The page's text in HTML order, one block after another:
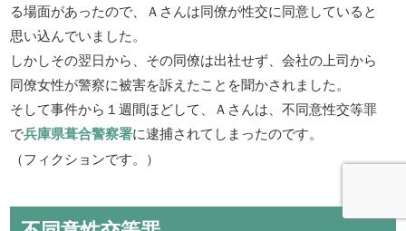
る場面があったので、Ａさんは同僚が性交に同意していると
思い込んでいました。
しかしその翌日から、その同僚は出社せず、会社の上司から
同僚女性が警察に被害を訴えたことを聞かされました。
そして事件から１週間ほどして、Ａさんは、不同意性交等罪
で兵庫県葺合警察署に逮捕されてしまったのです。
（フィクションです。）